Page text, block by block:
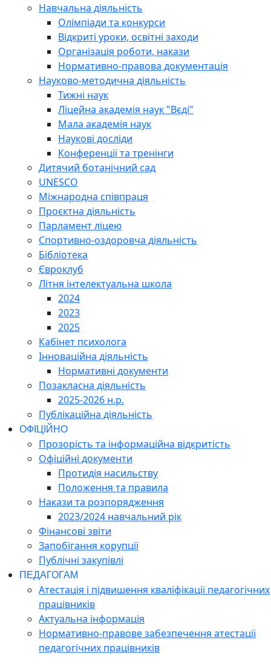
Навчальна діяльність
Олімпіади та конкурси
Відкриті уроки, освітні заходи
Організація роботи, накази
Нормативно-правова документація
Науково-методична діяльність
Тижні наук
Ліцейна академія наук "Вєді"
Мала академія наук
Наукові досліди
Конференції та тренінги
Дитячий ботанічний сад
UNESCO
Міжнародна співпраця
Проєктна діяльність
Парламент ліцею
Спортивно-оздоровча діяльність
Бібліотека
Євроклуб
Літня інтелектуальна школа
2024
2023
2025
Кабінет психолога
Інноваційна діяльність
Нормативні документи
Позакласна діяльність
2025-2026 н.р.
Публікаційна діяльність
ОФІЦІЙНО
Прозорість та інформаційна відкритість
Офіційні документи
Протидія насильству
Положення та правила
Накази та розпорядження
2023/2024 навчальний рік
Фінансові звіти
Запобігання корупції
Публічні закупівлі
ПЕДАГОГАМ
Атестація і підвишення кваліфікації педагогічних
працівників
Актуальна інформація
Нормативно-правове забезпечення атестації
педагогічних працівників